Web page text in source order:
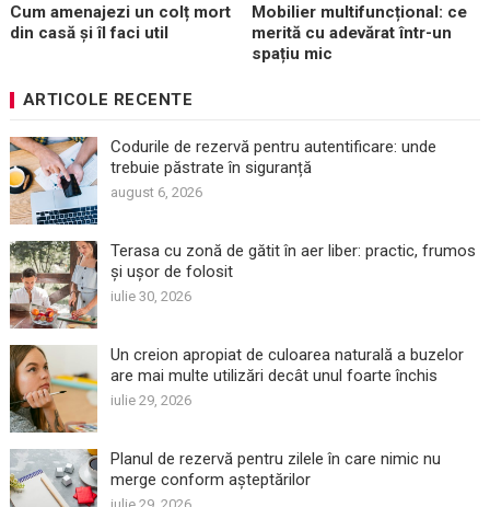
Cum amenajezi un colț mort
din casă și îl faci util
Mobilier multifuncțional: ce
merită cu adevărat într-un
spațiu mic
ARTICOLE RECENTE
Codurile de rezervă pentru autentificare: unde
trebuie păstrate în siguranță
august 6, 2026
Terasa cu zonă de gătit în aer liber: practic, frumos
și ușor de folosit
iulie 30, 2026
Un creion apropiat de culoarea naturală a buzelor
are mai multe utilizări decât unul foarte închis
iulie 29, 2026
Planul de rezervă pentru zilele în care nimic nu
merge conform așteptărilor